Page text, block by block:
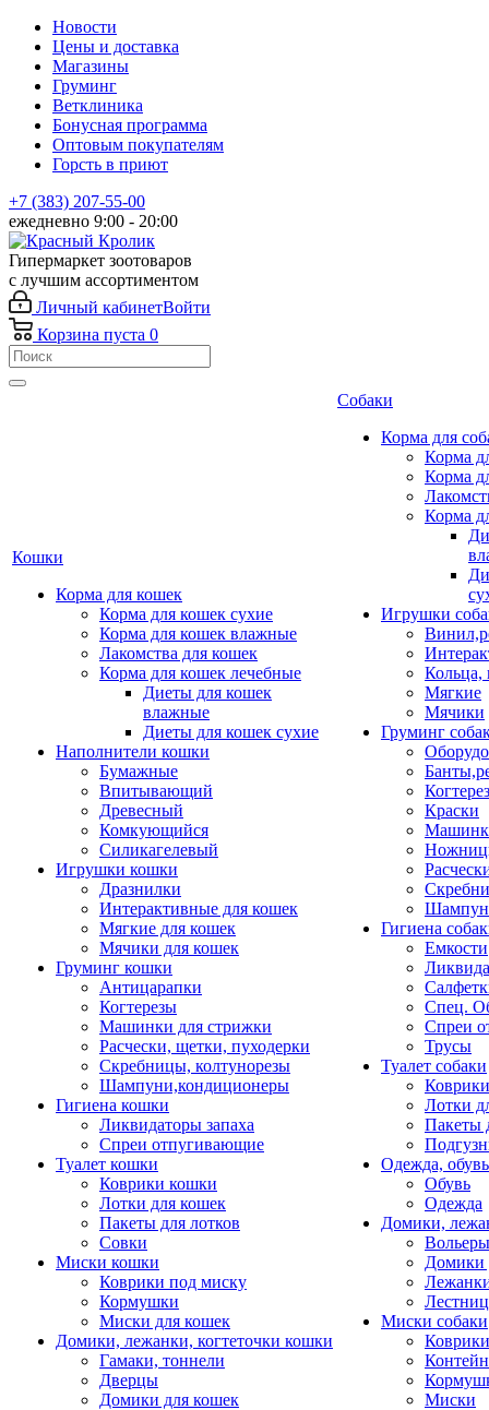
Новости
Цены и доставка
Магазины
Груминг
Ветклиника
Бонусная программа
Оптовым покупателям
Горсть в приют
+7 (383) 207-55-00
ежедневно 9:00 - 20:00
Гипермаркет зоотоваров
с лучшим ассортиментом
Личный кабинетВойти
Корзина пуста 0
Кошки
Корма для кошек
Корма для кошек сухие
Корма для кошек влажные
Лакомства для кошек
Корма для кошек лечебные
Диеты для кошек
влажные
Диеты для кошек сухие
Наполнители кошки
Бумажные
Впитывающий
Древесный
Комкующийся
Силикагелевый
Игрушки кошки
Дразнилки
Интерактивные для кошек
Мягкие для кошек
Мячики для кошек
Груминг кошки
Антицарапки
Когтерезы
Машинки для стрижки
Расчески, щетки, пуходерки
Скребницы, колтунорезы
Шампуни,кондиционеры
Гигиена кошки
Ликвидаторы запаха
Спреи отпугивающие
Туалет кошки
Коврики кошки
Лотки для кошек
Пакеты для лотков
Совки
Миски кошки
Коврики под миску
Кормушки
Миски для кошек
Домики, лежанки, когтеточки кошки
Гамаки, тоннели
Дверцы
Домики для кошек
Собаки
Корма для
Корма
Корма
Корма
Игрушки
Кольца,
Мягкие
Мячики
Груминг
Краски
Гигиена
Емкости
Спец.
Спреи
Трусы
Туалет собаки
Коврики
Лотки
Пакеты
Одежда, обувь
Обувь
Одежда
Домики,
Домики
Миски собаки
Миски